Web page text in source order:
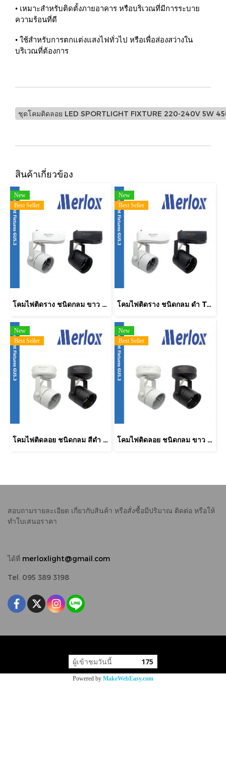
• เหมาะสำหรับติดตั้งภายอาคาร หรือบริเวณที่มีการระบาย
ความร้อนที่ดี
• ใช้สำหรับการตกแต่งแสงไฟทั่วไป หรือเพื่อส่องสว่างใน
บริเวณที่ต้องการ
ชุดโคมติดลอย LED SPORTLIGHT FIXTURE 220-240V 5W
สินค้าเกี่ยวข้อง
New
Best Seller
โคมไฟติดราง ชนิดกลม ขาว Track Light Fixtures MERLOX
New
Best Seller
โคมไฟติดราง ชนิดกลม ดำ Track Light Fixtures MERLOX
New
Best Seller
โคมไฟติดลอย ชนิดกลม สีดำ Track Light Fixtures MERLOX
New
Best Seller
โคมไฟติดลอย ชนิดกลม ขาว Track Light Fixtures MERLOX
สอบถามรายละเอียด เกี่ยวกับสินค้า หรือสั่งซื้อมีปริมาณ ติดต่อ หรือให้
ทำใบเสนอราคา
ได้ที่ merloxlight@gmail.com
Tel. 095 389 3198
ผู้เข้าชมวันนี้ 175
Powered by MakeWebEasy.com